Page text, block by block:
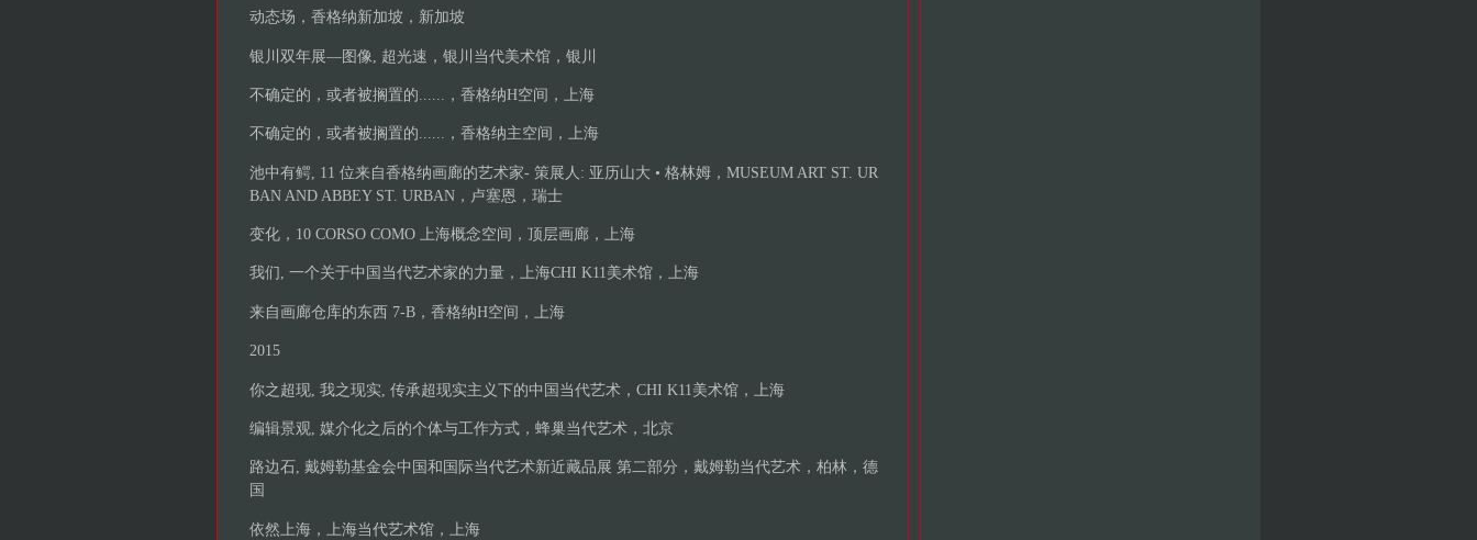
动态场，香格纳新加坡，新加坡
银川双年展—图像, 超光速，银川当代美术馆，银川
不确定的，或者被搁置的......，香格纳H空间，上海
不确定的，或者被搁置的......，香格纳主空间，上海
池中有鳄, 11 位来自香格纳画廊的艺术家- 策展人: 亚历山大 • 格林姆，MUSEUM ART ST. UR
BAN AND ABBEY ST. URBAN，卢塞恩，瑞士
变化，10 CORSO COMO 上海概念空间，顶层画廊，上海
我们, 一个关于中国当代艺术家的力量，上海CHI K11美术馆，上海
来自画廊仓库的东西 7-B，香格纳H空间，上海
2015
你之超现, 我之现实, 传承超现实主义下的中国当代艺术，CHI K11美术馆，上海
编辑景观, 媒介化之后的个体与工作方式，蜂巢当代艺术，北京
路边石, 戴姆勒基金会中国和国际当代艺术新近藏品展 第二部分，戴姆勒当代艺术，柏林，德
国
依然上海，上海当代艺术馆，上海